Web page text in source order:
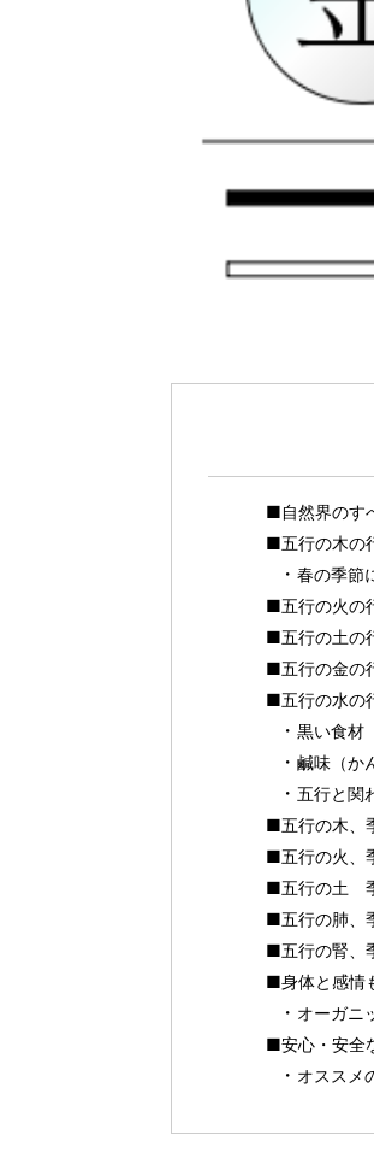
■自然界のす
■五行の木の
春の季節
■五行の火の
■五行の土の
■五行の金の
■五行の水の
黒い食材
鹹味（か
五行と関
■五行の木、
■五行の火、
■五行の土 季
■五行の肺、
■五行の腎、
■身体と感情
オーガニ
■安心・安全
オススメ